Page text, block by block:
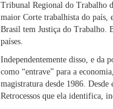
Tribunal Regional do Trabalho
maior Corte trabalhista do país,
Brasil tem Justiça do Trabalho.
países.
Independentemente disso, e da
como “entrave” para a
magistratura desde 1986. Desde
Retrocessos que ela identifica,